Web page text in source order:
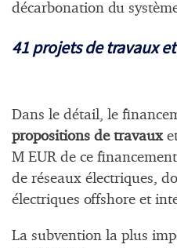
décarbonation du
41 projets de travaux
Dans le détail, le
propositions de travaux
M EUR de ce
de réseaux électriques,
électriques offshore et
La subvention la plus